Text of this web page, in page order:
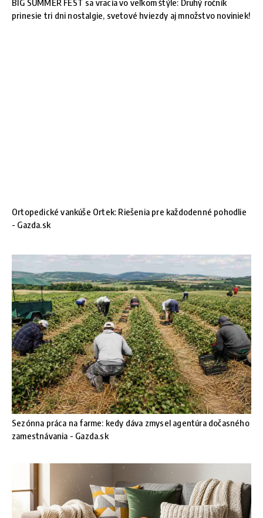
BIG SUMMER FEST sa vracia vo veľkom štýle: Druhý ročník
prinesie tri dni nostalgie, svetové hviezdy aj množstvo noviniek!
Ortopedické vankúše Ortek: Riešenia pre každodenné pohodlie
- Gazda.sk
Sezónna práca na farme: kedy dáva zmysel agentúra dočasného
zamestnávania - Gazda.sk